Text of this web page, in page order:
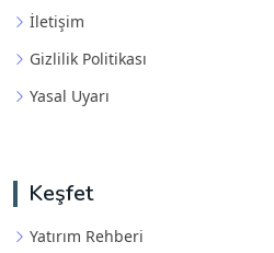
İletişim
Gizlilik Politikası
Yasal Uyarı
Keşfet
Yatırım Rehberi